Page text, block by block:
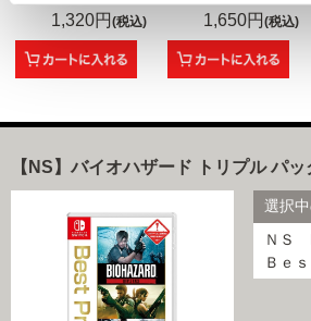
1,320円 (税込) 1,650円 (税込)
【NS】バイオハザード トリプル パ
選択
ＮＳ
Ｂｅｓ